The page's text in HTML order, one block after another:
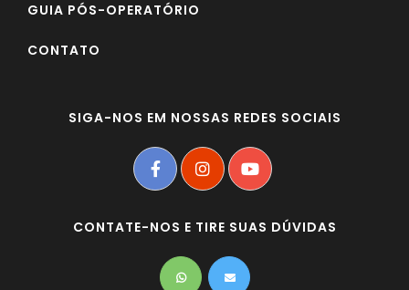
GUIA PÓS-OPERATÓRIO
CONTATO
SIGA-NOS EM NOSSAS REDES SOCIAIS
CONTATE-NOS E TIRE SUAS DÚVIDAS